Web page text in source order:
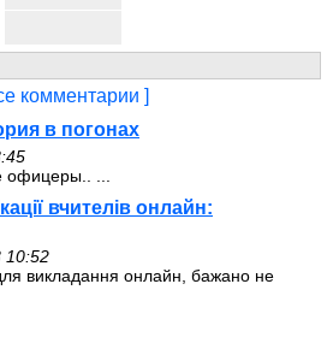
комментарии ]
в погонах
офицеры.. ...
вчителів онлайн:
10:52
викладання онлайн, бажано не